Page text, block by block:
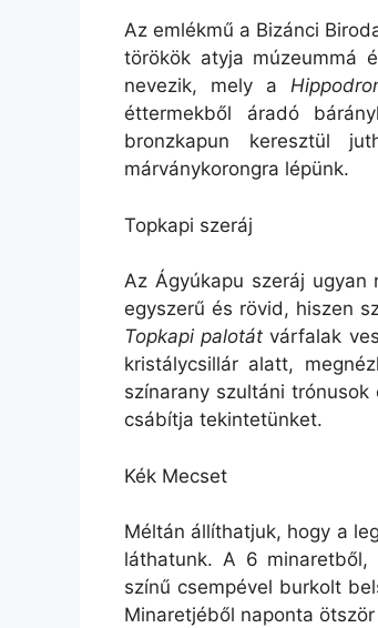
Az emlékmű a Bizánci
törökök atyja múzeummá
nevezik, mely a
éttermekből áradó
bronzkapun keresztül
márványkorongra lépünk.
Topkapi szeráj
Az Ágyúkapu szeráj ugyan
egyszerű és rövid, hiszen
Topkapi palotát várfalak
kristálycsillár alatt,
színarany szultáni
csábítja tekintetünket.
Kék Mecset
Méltán állíthatjuk, hogy a
láthatunk. A 6
színű csempével burkolt
Minaretjéből naponta